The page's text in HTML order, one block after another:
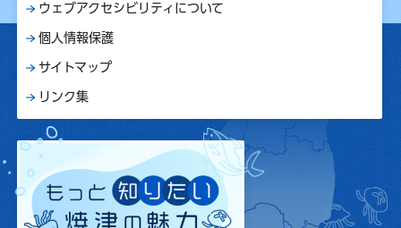
ウェブアクセシビリティについて
個人情報保護
サイトマップ
リンク集